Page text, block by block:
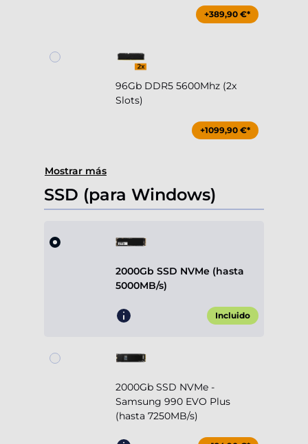
+389,90 €*
96Gb DDR5 5600Mhz (2x
Slots)
+1099,90 €*
Mostrar más
SSD (para Windows)
2000Gb SSD NVMe (hasta
5000MB/s)
Incluido
2000Gb SSD NVMe -
Samsung 990 EVO Plus
(hasta 7250MB/s)